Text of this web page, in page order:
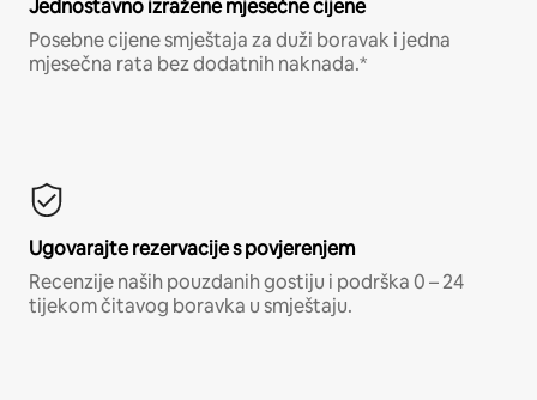
Jednostavno izražene mjesečne cijene
Posebne cijene smještaja za duži boravak i jedna
mjesečna rata bez dodatnih naknada.*
Ugovarajte rezervacije s povjerenjem
Recenzije naših pouzdanih gostiju i podrška 0 – 24
tijekom čitavog boravka u smještaju.